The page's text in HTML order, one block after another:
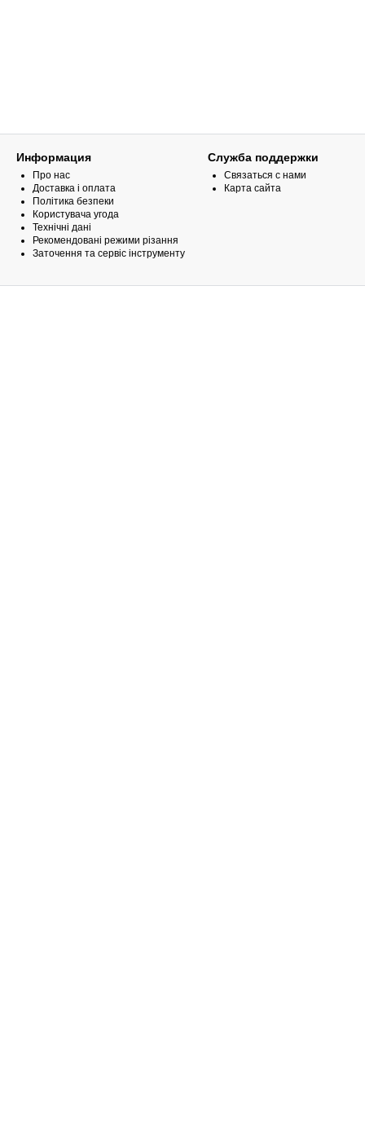
Информация
Про нас
Доставка і оплата
Політика безпеки
Користувача угода
Технічні дані
Рекомендовані режими різання
Заточення та сервіс інструменту
Служба поддержки
Связаться с нами
Карта сайта